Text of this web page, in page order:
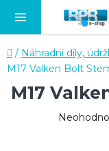
Domů
/ Náhradní díly,
M17 Valken Bolt
M17
Průměrné